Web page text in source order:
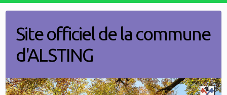
contentSite officiel de la commune
d'ALSTING